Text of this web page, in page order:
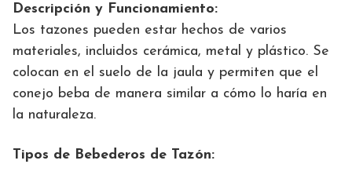
Descripción y Funcionamiento:
Los tazones pueden estar hechos de varios
materiales, incluidos cerámica, metal y plástico. Se
colocan en el suelo de la jaula y permiten que el
conejo beba de manera similar a cómo lo haría en
la naturaleza.
Tipos de Bebederos de Tazón: